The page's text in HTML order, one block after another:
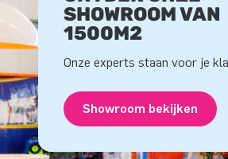
SHOWROOM VAN
1500M2
Onze experts staan voor je
Showroom bekijken